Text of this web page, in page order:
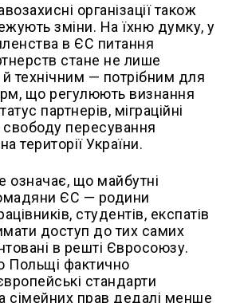
організації також
зміни. На їхню думку, у
в ЄС питання
стане не лише
й технічним — потрібним для
що регулюють визнання
партнерів, міграційні
пересування
території України.
означає, що майбутні
ЄС — родини
студентів, експатів
доступ до тих самих
в решті Євросоюзу.
Польщі фактично
стандарти
сімейних прав дедалі менше